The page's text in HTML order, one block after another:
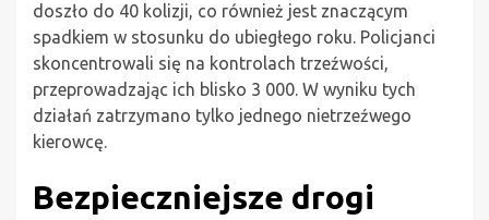
doszło do 40 kolizji, co również jest znaczącym
spadkiem w stosunku do ubiegłego roku. Policjanci
skoncentrowali się na kontrolach trzeźwości,
przeprowadzając ich blisko 3 000. W wyniku tych
działań zatrzymano tylko jednego nietrzeźwego
kierowcę.
Bezpieczniejsze drogi